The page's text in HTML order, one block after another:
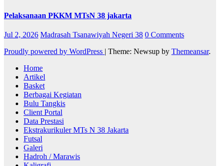
Pelaksanaan PKKM MTsN 38 jakarta
Jul 2, 2026 Madrasah Tsanawiyah Negeri 38 0 Comments
Proudly powered by WordPress | Theme: Newsup by Themeansar.
Home
Artikel
Basket
Berbagai Kegiatan
Bulu Tangkis
Client Portal
Data Prestasi
Ekstrakurikuler MTs N 38 Jakarta
Futsal
Galeri
Hadroh / Marawis